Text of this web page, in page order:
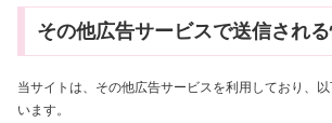
その他広告サービスで送信され
当サイトは、その他広告サービスを利用しており、
います。